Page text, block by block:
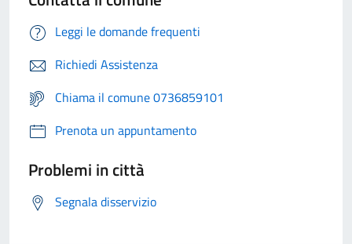
Leggi le domande frequenti
Richiedi Assistenza
Chiama il comune 0736859101
Prenota un appuntamento
Problemi in città
Segnala disservizio